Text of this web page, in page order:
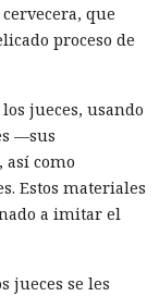
que
proceso de
jueces, usando
—sus
así como
Estos materiales
a imitar el
jueces se les